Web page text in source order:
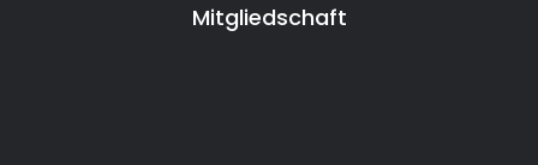
Mitgliedschaft